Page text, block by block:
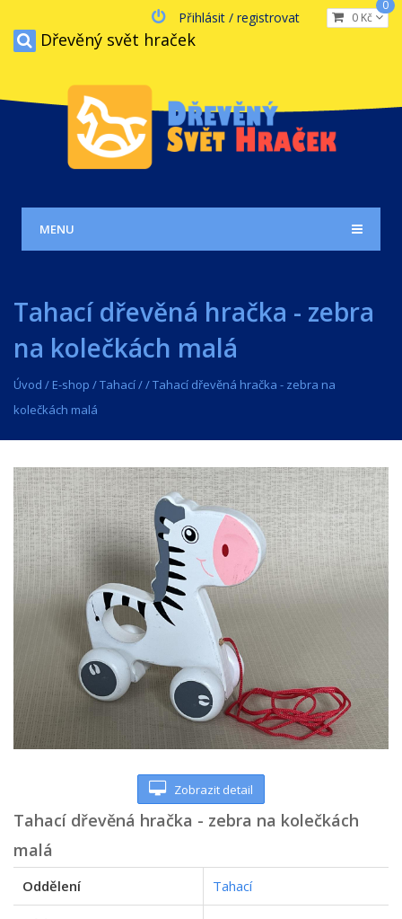
0 Kč
0
Přihlásit / registrovat
Dřevěný svět hraček
MENU
Tahací dřevěná hračka - zebra
na kolečkách malá
Úvod / E-shop /Tahací//Tahací dřevěná hračka - zebra na
kolečkách malá
Zobrazit detail
Tahací dřevěná hračka - zebra na kolečkách
malá
Oddělení Tahací